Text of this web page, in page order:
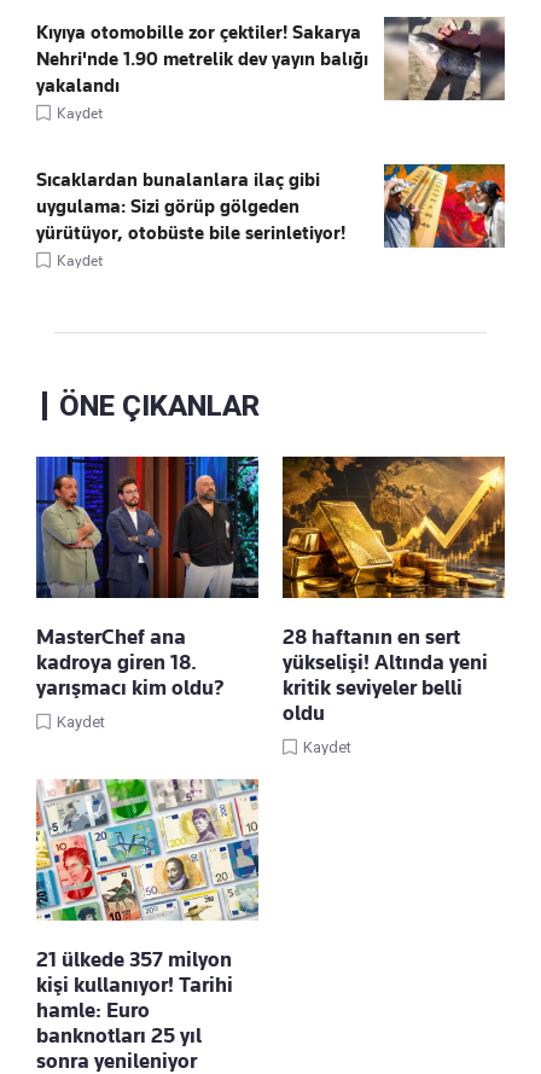
Kıyıya otomobille zor çektiler! Sakarya
Nehri'nde 1.90 metrelik dev yayın balığı
yakalandı
Kaydet
Sıcaklardan bunalanlara ilaç gibi
uygulama: Sizi görüp gölgeden
yürütüyor, otobüste bile serinletiyor!
Kaydet
ÖNE ÇIKANLAR
MasterChef ana
kadroya giren 18.
yarışmacı kim oldu?
Kaydet
28 haftanın en sert
yükselişi! Altında yeni
kritik seviyeler belli
oldu
Kaydet
21 ülkede 357 milyon
kişi kullanıyor! Tarihi
hamle: Euro
banknotları 25 yıl
sonra yenileniyor